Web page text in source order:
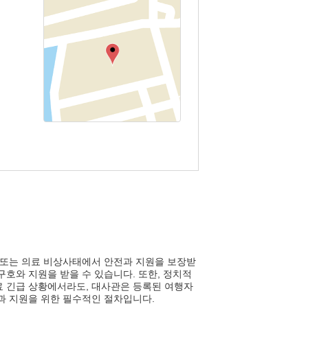
는 의료 비상사태에서 안전과 지원을 보장받
와 지원을 받을 수 있습니다. 또한, 정치적
긴급 상황에서라도, 대사관은 등록된 여행자
지원을 위한 필수적인 절차입니다.